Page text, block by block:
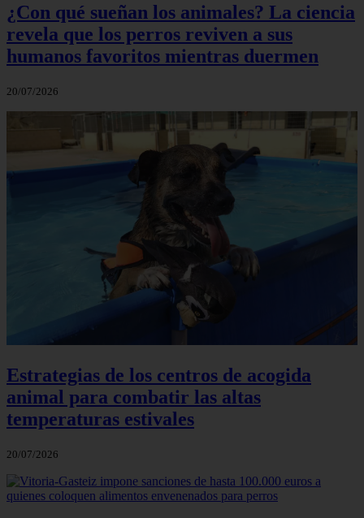
¿Con qué sueñan los animales? La ciencia
revela que los perros reviven a sus
humanos favoritos mientras duermen
20/07/2026
Estrategias de los centros de acogida
animal para combatir las altas
temperaturas estivales
20/07/2026